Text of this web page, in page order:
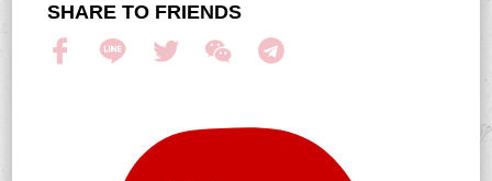
SHARE TO FRIENDS